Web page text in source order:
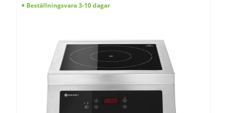
Beställningsvara 3-10 dagar